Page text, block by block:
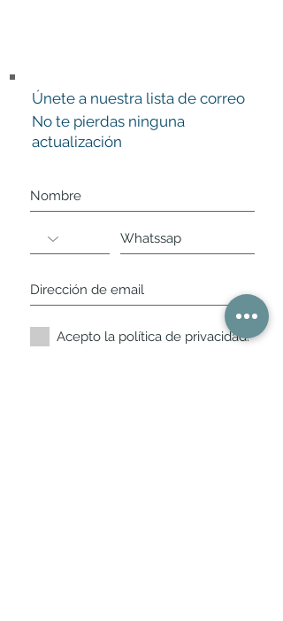
Únete a nuestra lista de correo
No te pierdas ninguna
actualización
Acepto la política de privacidad.